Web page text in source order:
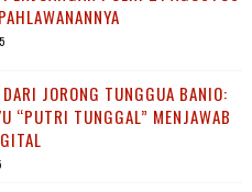
JORONG TUNGGUA BANIO:
“PUTRI TUNGGAL” MENJAWAB